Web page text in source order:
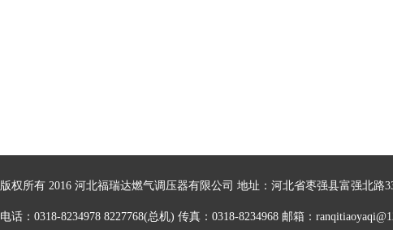
版权所有 2016 河北福瑞达燃气调压器有限公司 地址：河北省枣强县富强北路
电话：0318-8234978 8227768(总机) 传真：0318-8234968 邮箱：